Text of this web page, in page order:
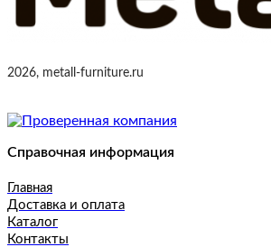
2026, metall-furniture.ru
Справочная информация
Главная
Доставка и оплата
Каталог
Контакты